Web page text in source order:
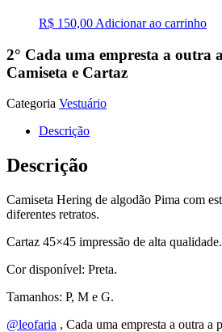
R$ 150,00 Adicionar ao carrinho
2° Cada uma empresta a outra
Camiseta e Cartaz
Categoria Vestuário
Descrição
Descrição
Camiseta Hering de algodão Pima com
diferentes retratos.
Cartaz 45×45 impressão de alta qualidade.
Cor disponível: Preta.
Tamanhos: P, M e G.
@leofaria , Cada uma empresta a outra a